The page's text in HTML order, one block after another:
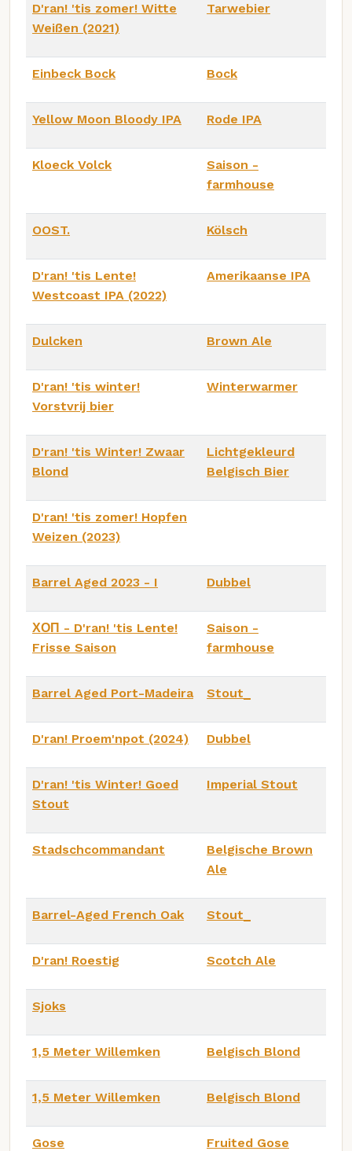
D'ran! 'tis zomer! Witte
Weißen (2021)
Tarwebier
Einbeck Bock Bock
Yellow Moon Bloody IPA Rode IPA
Kloeck Volck
Saison -
farmhouse
OOST. Kölsch
D'ran! 'tis Lente!
Westcoast IPA (2022)
Amerikaanse IPA
Dulcken Brown Ale
D'ran! 'tis winter!
Vorstvrij bier
Winterwarmer
D'ran! 'tis Winter! Zwaar
Blond
Lichtgekleurd
Belgisch Bier
D'ran! 'tis zomer! Hopfen
Weizen (2023)
Barrel Aged 2023 - I Dubbel
ХОП - D'ran! 'tis Lente!
Frisse Saison
Saison -
farmhouse
Barrel Aged Port-Madeira Stout_
D'ran! Proem'npot (2024) Dubbel
D'ran! 'tis Winter! Goed
Stout
Imperial Stout
Stadschcommandant
Belgische Brown
Ale
Barrel-Aged French Oak Stout_
D'ran! Roestig Scotch Ale
Sjoks
1,5 Meter Willemken Belgisch Blond
1,5 Meter Willemken Belgisch Blond
Gose Fruited Gose